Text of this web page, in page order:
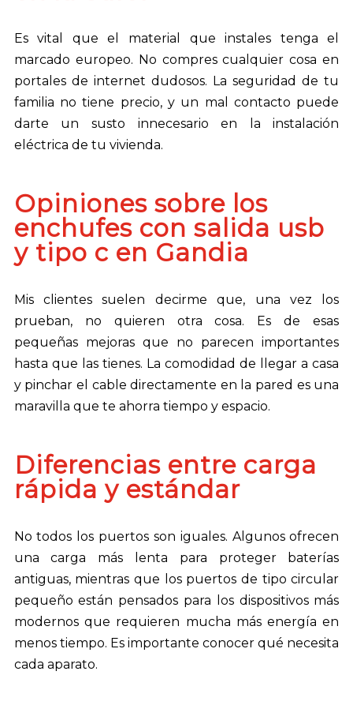
Es vital que el material que instales tenga el
marcado europeo. No compres cualquier cosa en
portales de internet dudosos. La seguridad de tu
familia no tiene precio, y un mal contacto puede
darte un susto innecesario en la instalación
eléctrica de tu vivienda.
Opiniones sobre los
enchufes con salida usb
y tipo c en Gandia
Mis clientes suelen decirme que, una vez los
prueban, no quieren otra cosa. Es de esas
pequeñas mejoras que no parecen importantes
hasta que las tienes. La comodidad de llegar a casa
y pinchar el cable directamente en la pared es una
maravilla que te ahorra tiempo y espacio.
Diferencias entre carga
rápida y estándar
No todos los puertos son iguales. Algunos ofrecen
una carga más lenta para proteger baterías
antiguas, mientras que los puertos de tipo circular
pequeño están pensados para los dispositivos más
modernos que requieren mucha más energía en
menos tiempo. Es importante conocer qué necesita
cada aparato.